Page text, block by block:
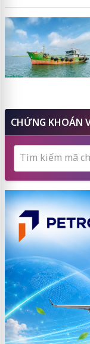
CHỨNG KHOÁN
Tìm kiếm mã